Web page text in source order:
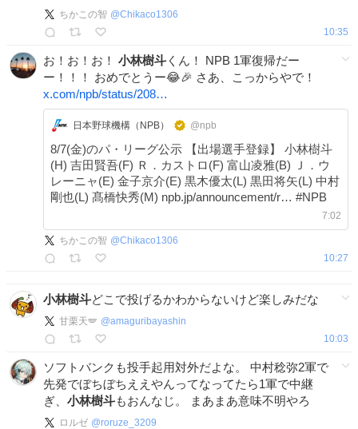
ちかこの智 @Chikaco1306
10:35
お！お！お！ 小林樹斗 くん！ NPB 1軍復帰だー
ー！！！ おめでとうー😂🎉 さあ、こっからやで！
x.com/npb/status/208…
日本野球機構（NPB） @npb
8/7(金)のパ・リーグ公示 【出場選手登録】 小林樹斗
(H) 吉田賢吾(F) Ｒ．カストロ(F) 富山凌雅(B) Ｊ．ウ
レーニャ(E) 金子京介(E) 黒木優太(L) 黒田将矢(L) 中村
剛也(L) 髙橋快秀(M) npb.jp/announcement/r… #NPB
7:02
ちかこの智 @Chikaco1306
10:27
小林樹斗どこで投げるかわからないけど楽しみだな
甘栗天🪽 @amaguribayashin
10:03
ソフトバンクも投手起用対外だよな。 中村稔弥2軍で
先発でぼちぼちええやんってなってたら1軍で中継
ぎ、 小林樹斗もおんなじ。 まあまあ意味不明やろ
ロルゼ @roruze_3209